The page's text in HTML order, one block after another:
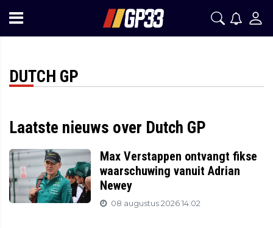
DUTCH GP
Laatste nieuws over Dutch GP
Max Verstappen ontvangt fikse
waarschuwing vanuit Adrian
Newey
08 augustus 2026 14:02